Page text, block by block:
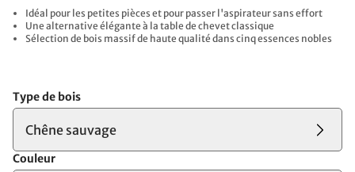
Idéal pour les petites pièces et pour passer l'aspirateur sans effort
Une alternative élégante à la table de chevet classique
Sélection de bois massif de haute qualité dans cinq essences nobles
Type de bois
Chêne sauvage
Couleur